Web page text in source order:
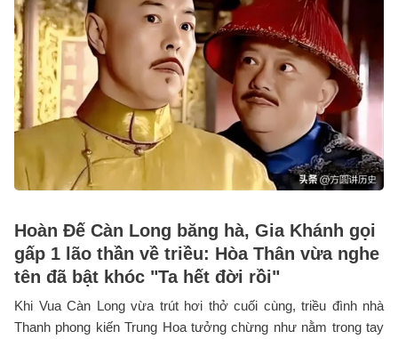
Hoàn Đế Càn Long băng hà, Gia Khánh gọi
gấp 1 lão thần về triều: Hòa Thân vừa nghe
tên đã bật khóc "Ta hết đời rồi"
Khi Vua Càn Long vừa trút hơi thở cuối cùng, triều đình nhà
Thanh phong kiến Trung Hoa tưởng chừng như nằm trong tay